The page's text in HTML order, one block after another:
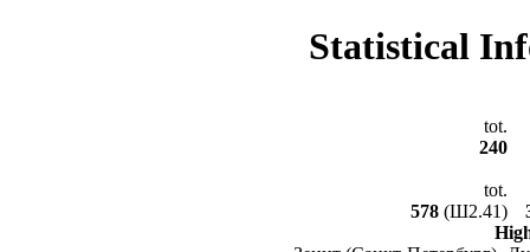
Statistical
tot.
240
tot.
578(Ш2.41)